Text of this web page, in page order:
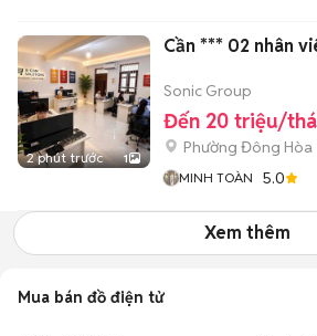
2 phút trước 1
Cần *** 02 nhân
Sonic Group
Đến 20 triệu/
Phường Đông Hòa
MINH TOÀN 5.0
Xem thêm
Mua bán đồ điện tử